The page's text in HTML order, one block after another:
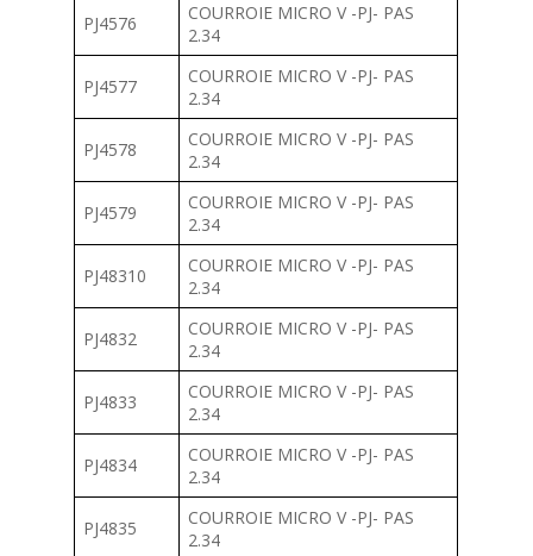
PJ4576
COURROIE MICRO V -PJ- PAS
2.34
PJ4577
COURROIE MICRO V -PJ- PAS
2.34
PJ4578
COURROIE MICRO V -PJ- PAS
2.34
PJ4579
COURROIE MICRO V -PJ- PAS
2.34
PJ48310
COURROIE MICRO V -PJ- PAS
2.34
PJ4832
COURROIE MICRO V -PJ- PAS
2.34
PJ4833
COURROIE MICRO V -PJ- PAS
2.34
PJ4834
COURROIE MICRO V -PJ- PAS
2.34
PJ4835
COURROIE MICRO V -PJ- PAS
2.34